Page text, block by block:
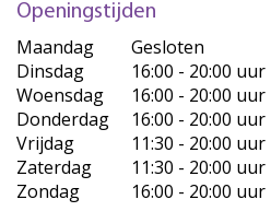
Openingstijden
Maandag
Gesloten
Dinsdag
16:00 - 20:00 uur
Woensdag
16:00 - 20:00 uur
Donderdag
16:00 - 20:00 uur
Vrijdag
11:30 - 20:00 uur
Zaterdag
11:30 - 20:00 uur
Zondag
16:00 - 20:00 uur